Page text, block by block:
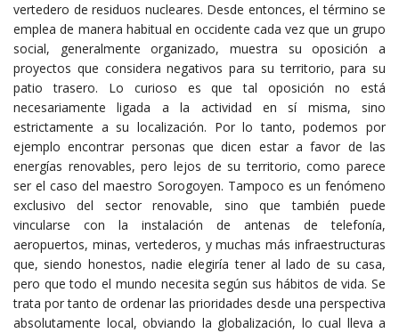
vertedero de residuos nucleares. Desde entonces, el término se
emplea de manera habitual en occidente cada vez que un grupo
social, generalmente organizado, muestra su oposición a
proyectos que considera negativos para su territorio, para su
patio trasero. Lo curioso es que tal oposición no está
necesariamente ligada a la actividad en sí misma, sino
estrictamente a su localización. Por lo tanto, podemos por
ejemplo encontrar personas que dicen estar a favor de las
energías renovables, pero lejos de su territorio, como parece
ser el caso del maestro Sorogoyen. Tampoco es un fenómeno
exclusivo del sector renovable, sino que también puede
vincularse con la instalación de antenas de telefonía,
aeropuertos, minas, vertederos, y muchas más infraestructuras
que, siendo honestos, nadie elegiría tener al lado de su casa,
pero que todo el mundo necesita según sus hábitos de vida. Se
trata por tanto de ordenar las prioridades desde una perspectiva
absolutamente local, obviando la globalización, lo cual lleva a